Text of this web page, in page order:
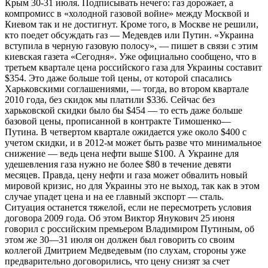
Крым 30-31 июля. Подписывать нечего: газ дорожает, а
компромисс в «холодной газовой войне» между Москвой и
Киевом так и не достигнут. Кроме того, в Москве не решили,
кто поедет обсуждать газ — Медевдев или Путин. «Украина
вступила в черную газовую полосу», — пишет в связи с этим
киевская газета «Сегодня». Уже официально сообщено, что в
третьем квартале цена российского газа для Украины составит
$354. Это даже больше той цены, от которой спасались
Харьковскими соглашениями, — тогда, во втором квартале
2010 года, без скидок мы платили $336. Сейчас без
харьковской скидки было бы $454 — то есть даже больше
базовой цены, прописанной в контракте Тимошенко—
Путина. В четвертом квартале ожидается уже около $400 с
учетом скидки, и в 2012-м может быть разве что минимальное
снижение — ведь цена нефти выше $100. А Украине для
удешевления газа нужно не более $80 в течение девяти
месяцев. Правда, цену нефти и газа может обвалить новый
мировой кризис, но для Украины это не выход, так как в этом
случае упадет цена и на ее главный экспорт — сталь.
Ситуация останется тяжелой, если не пересмотреть условия
договора 2009 года. Об этом Виктор Янукович 25 июня
говорил с российским премьером Владимиром Путиным, об
этом же 30—31 июля он должен был говорить со своим
коллегой Дмитрием Медведевым (по слухам, стороны уже
предварительно договорились, что цену снизят за счет